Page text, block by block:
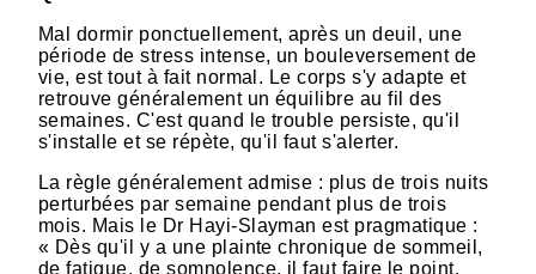
Mal dormir ponctuellement, après un deuil, une
période de stress intense, un bouleversement de
vie, est tout à fait normal. Le corps s'y adapte et
retrouve généralement un équilibre au fil des
semaines. C'est quand le trouble persiste, qu'il
s'installe et se répète, qu'il faut s'alerter.
La règle généralement admise : plus de trois nuits
perturbées par semaine pendant plus de trois
mois. Mais le Dr Hayi-Slayman est pragmatique :
« Dès qu'il y a une plainte chronique de sommeil,
de fatigue, de somnolence, il faut faire le point.